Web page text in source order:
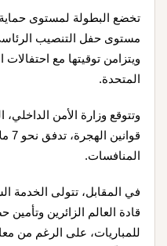
تخضع البطولة لمستوى حماية
مستوى حفل التنصيب
المتحدة.
وتتوقع وزارة الأمن
المنافسات.
في المقابل، تتولى الخدمة
قادة العالم الزائرين